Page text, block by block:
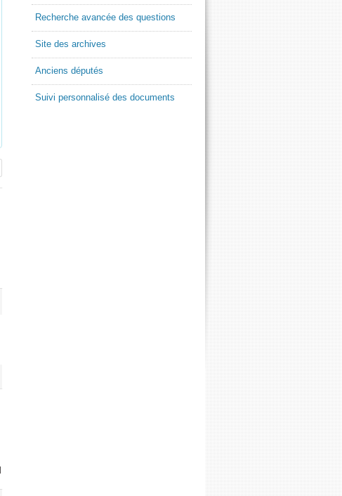
Recherche avancée des questions
Site des archives
Anciens députés
Suivi personnalisé des documents